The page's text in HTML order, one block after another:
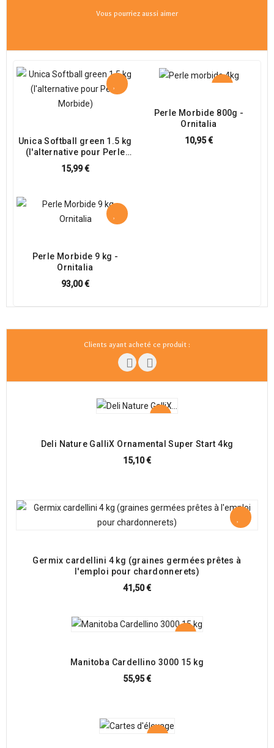
Vous pourriez aussi aimer
Unica Softball green 1.5 kg
(l'alternative pour Perle
Morbide)
15,99 €
Perle Morbide 800g -
Ornitalia
10,95 €
Perle Morbide 9 kg -
Ornitalia
93,00 €
Clients ayant acheté ce produit :
Deli Nature GalliX Ornamental Super Start 4kg
15,10 €
Germix cardellini 4 kg (graines germées prêtes à
l'emploi pour chardonnerets)
41,50 €
Manitoba Cardellino 3000 15 kg
55,95 €